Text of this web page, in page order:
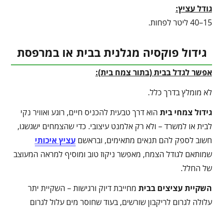
גודל עציץ:
15–40 ליטר לפחות.
גידול פוקסיה מגלנית בבית או במרפסת
אפשר לגדל בבית (בתור צמח בית):
לא מומלץ בדרך כלל.
גידול צמחי בית הוא דרך טבעית להכניס חיים, רוגע ואוויר נקי
לבית או למשרד – ולא רק אלמנט עיצובי. כדי שהצמחים ישגשגו,
חשוב לספק להם תנאים מתאימים, ובראשםעציץ איכותי
שמותאם לגודל הצמח, מאפשר ניקוז טוב ומוסיף למראה המעוצב
של החלל.
השקיית עציצים בבית מחייבת דיוק ורגישות – השקיית יתר
עלולה לגרום לריקבון שורשים, בעוד שחוסר מים עלול לגרום